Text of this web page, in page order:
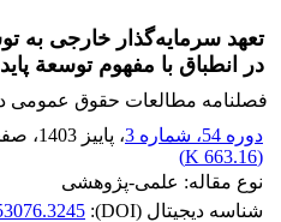
تعهد سرمایه‌گذار خارجی به
در انطباق با مفهوم توسعة
فصلنامه مطالعات حقوق عمومی
دوره 54، شماره 3
، پاییز 1403 ،
(
663.16 K
)
نوع مقاله: علمی-پژوهشی
شناسه دیجیتال (DOI):